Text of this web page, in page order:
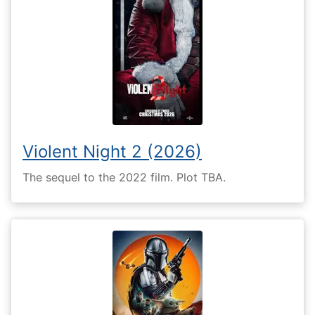
Violent Night 2 (2026)
The sequel to the 2022 film. Plot TBA.